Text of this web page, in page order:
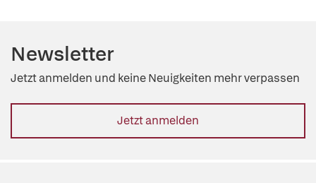
Newsletter
Jetzt anmelden und keine Neuigkeiten mehr verpassen
Jetzt anmelden